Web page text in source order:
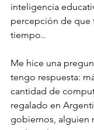
inteligencia
percepción de que
tiempo..
Me hice una
tengo respuesta:
cantidad de
regalado en
gobiernos, alguien